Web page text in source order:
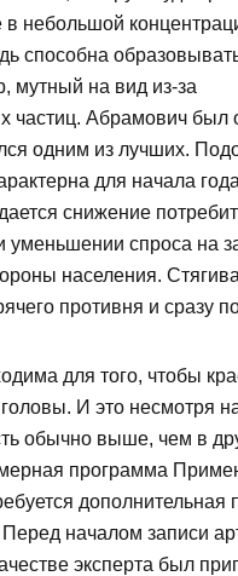
небольшой
способна
мутный на вид из-за
частиц. Абрамович был
одним из лучших.
для начала
снижение
уменьшении спроса на
населения.
противня и сразу
для того, чтобы
И это несмотря
обычно выше, чем в
программа
дополнительная
началом записи
эксперта был